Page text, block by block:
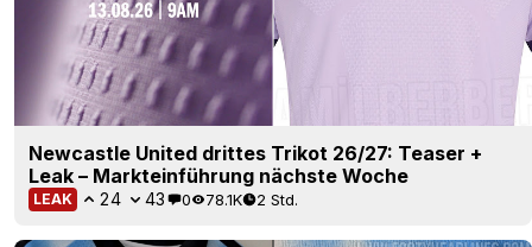
Newcastle United drittes Trikot 26/27: Teaser +
Leak – Markteinführung nächste Woche
LEAK 24 43 0 78.1K 2 Std.